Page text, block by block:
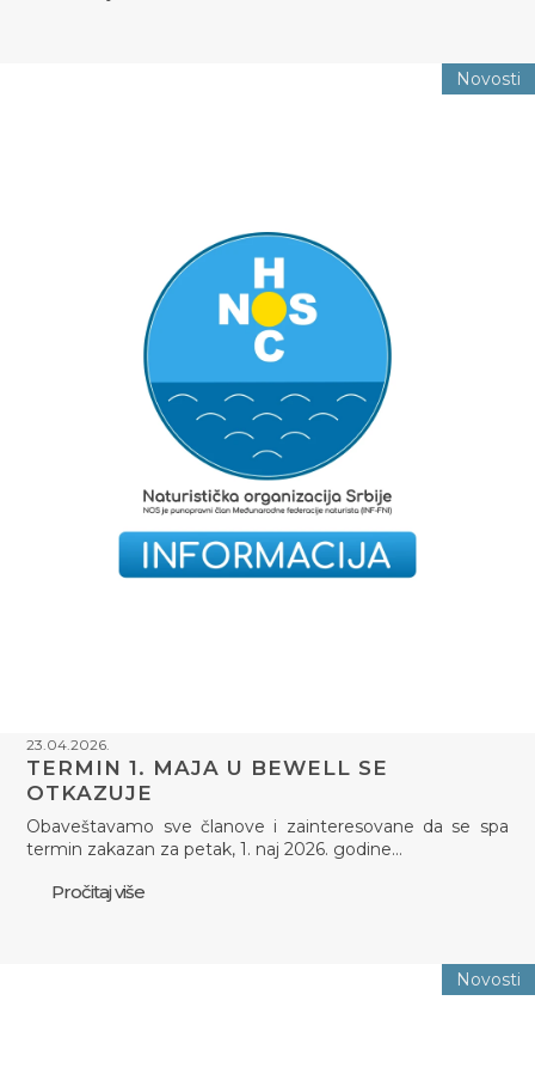
Novosti
23.04.2026.
TERMIN 1. MAJA U BEWELL SE
OTKAZUJE
Obaveštavamo sve članove i zainteresovane da se spa
termin zakazan za petak, 1. naj 2026. godine…
Pročitaj više
Novosti